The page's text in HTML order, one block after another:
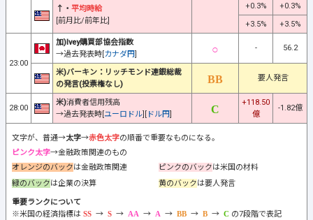
↑・ 平均時給
[前月比/前年比]
+0.3%
+0.3%
+3.5%
+3.5%
23:00
加)Ivey購買部協会指数
→過去発表時[カナダ円]
- 56.2
米)バーキン：リッチモンド連銀総裁
の発言(投票権なし)
要人発言
28:00
米)消費者信用残高
→過去発表時[ユーロドル][ ドル円]
+118.50
億
-1.82億
文字が、普通→太字→赤色太字の順番で重要なものになる。
ピンク太字→金融政策関連のもの
オレンジのバックは金融政策関連 ピンクのバックは米国の材料
緑のバックは企業の決算 黄のバックは要人発言
重要ランクについて
※米国の経済指標は
→ → → → → →
の7段階で表記